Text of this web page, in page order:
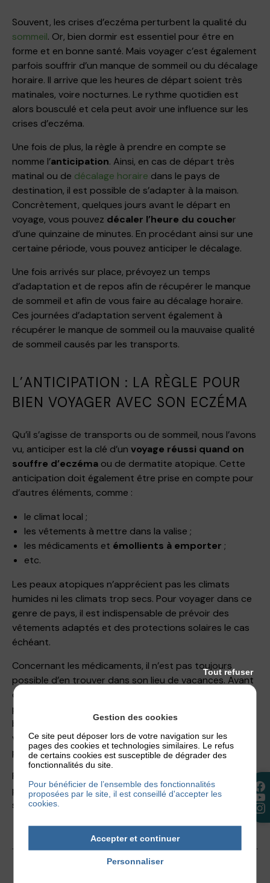
Souvent, les crises d’eczéma perturbent la qualité du
sommeil. Or, bien dormir est essentiel pour être en
forme et en bonne santé. Mais voyager c’est également
parfois souffrir d’un manque de sommeil ou du décalage
horaire. Il arrive que les heures de départ soient très
matinales, voire nocturnes. Le rythme quotidien est
alors bousculé et cela peut avoir une influence sur les
crises d’eczéma.
Une fois de plus, la règle à prendre en compte se
nomme l’anticipation. Ainsi, en cas de départ très
matinal ou de décalage horaire dans le pays de
destination, il est possible de s’adapter à la maison.
Concrètement, quelques jours avant le départ en
voyage, vous pouvez décaler l’heure du coucher
d’une quinzaine de minutes. En procédant ainsi sur une
certaine période, vous pouvez anticiper le décalage.
Une fois arrivés sur place, prévoyez un temps
d’adaptation et de repos afin de récupérer le manque
de sommeil et afin de vous faire au décalage horaire.
Ces journées d’adaptation servent également à
récupérer le manque de sommeil ou la mauvaise qualité
de sommeil causés par les transports.
L’ANTICIPATION : LA RÈGLE POUR
BIEN VOYAGER AVEC SON ECZÉMA
Qu’il s’agisse de transports ou de sommeil, nous l’avons
vu, anticiper est la clé d’un voyage réussi quand on
souffre d’eczéma ou de dermatite atopique. Cette
anticipation doit également être prise en compte pour
d’autres éléments, comme :
le climat local ;
les vêtements à mettre dans la valise ;
les médicaments et émollients à emporter ;
etc.
Les peaux atopiques n’apprécient pas les climats
humides ni les climats trop secs. Pour voyager dans ce
genre de pays, il est indispensable de prévoir des
vêtements adaptés et des protections solaires le cas
échéant.
Concernant les médicaments, il n’est pas toujours
possible d’en trouver dans son lieu de vacances. Avant
de voyager avec un eczéma, pensez à récupérer à la
pharmacie tous les médicaments dont vous aurez
besoin durant tout votre voyage. De cette manière,
vous pourrez continuer d’hydrater régulièrement votre
peau et de soigner vos lésions.
Pour résumer, voyager avec un eczéma nécessite de
prendre en compte plusieurs éléments afin d’éviter la
survenue de crises.
25 octobre 2023
Gestion des cookies
Ce site peut déposer lors de votre navigation sur les
pages des cookies et technologies similaires. Le refus
de certains cookies est susceptible de dégrader des
fonctionnalités du site.
Pour bénéficier de l’ensemble des fonctionnalités
proposées par le site, il est conseillé d'accepter les
cookies.
Accepter et continuer
Tout refuser
Personnaliser